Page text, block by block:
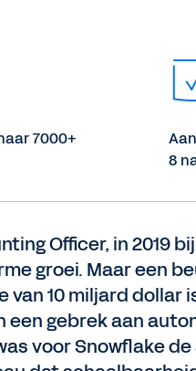
7000+
8
Officer, in 2019
groei. Maar een
10 miljard dollar
gebrek aan
voor Snowflake